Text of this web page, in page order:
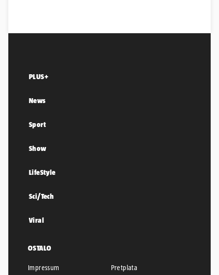
PLUS+
News
Sport
Show
LifeStyle
Sci/Tech
Viral
OSTALO
Impressum Pretplata